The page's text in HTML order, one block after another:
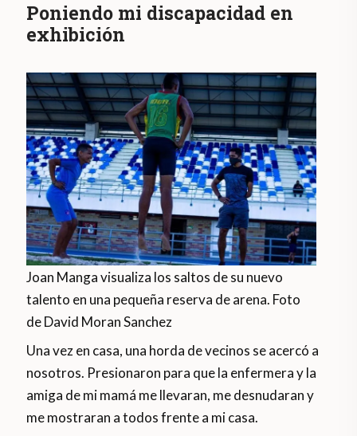
Poniendo mi discapacidad en
exhibición
Joan Manga visualiza los saltos de su nuevo
talento en una pequeña reserva de arena. Foto
de David Moran Sanchez
Una vez en casa, una horda de vecinos se acercó a
nosotros. Presionaron para que la enfermera y la
amiga de mi mamá me llevaran, me desnudaran y
me mostraran a todos frente a mi casa.